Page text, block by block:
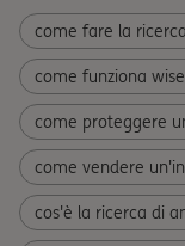
come fare la
come funziona
come proteggere
come vendere
cos'è la ricerca di